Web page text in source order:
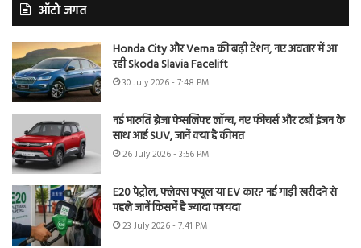
ऑटो जगत
Honda City और Verna की बढ़ी टेंशन, नए अवतार में आ
रही Skoda Slavia Facelift
30 July 2026 - 7:48 PM
नई मारुति ब्रेजा फेसलिफ्ट लॉन्च, नए फीचर्स और टर्बो इंजन के
साथ आई SUV, जानें क्या है कीमत
26 July 2026 - 3:56 PM
E20 पेट्रोल, फ्लेक्स फ्यूल या EV कार? नई गाड़ी खरीदने से
पहले जानें किसमें है ज्यादा फायदा
23 July 2026 - 7:41 PM